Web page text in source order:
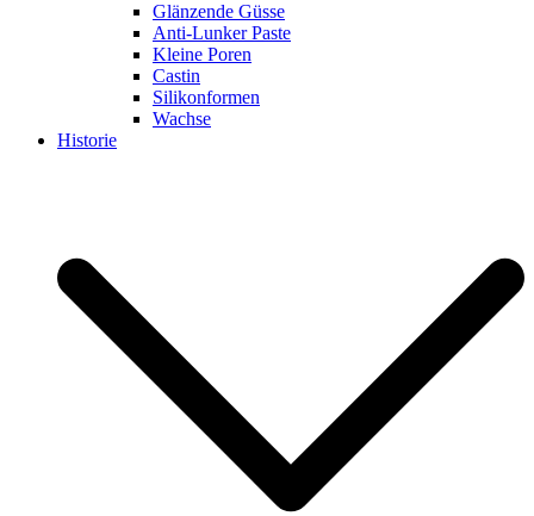
Glänzende Güsse
Anti-Lunker Paste
Kleine Poren
Castin
Silikonformen
Wachse
Historie